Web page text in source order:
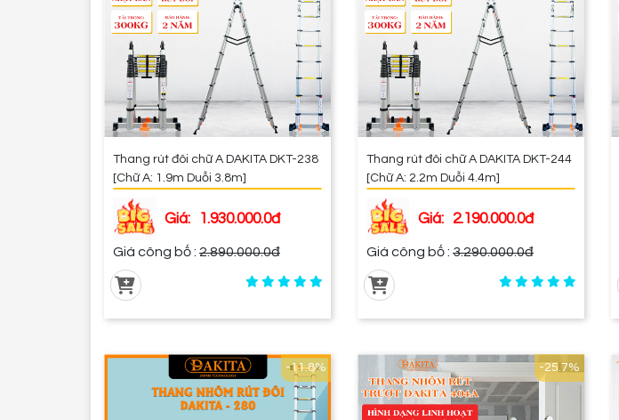
Thang rút đôi chữ A DAKITA DKT-238
[Chữ A: 1.9m Duỗi 3.8m]
Giá: 1.930.000.0đ
Giá công bố : 2.890.000.0đ
Thang rút đôi chữ A DAKITA DKT-244
[Chữ A: 2.2m Duỗi 4.4m]
Giá: 2.190.000.0đ
Giá công bố : 3.290.000.0đ
-11.8% -25.7%